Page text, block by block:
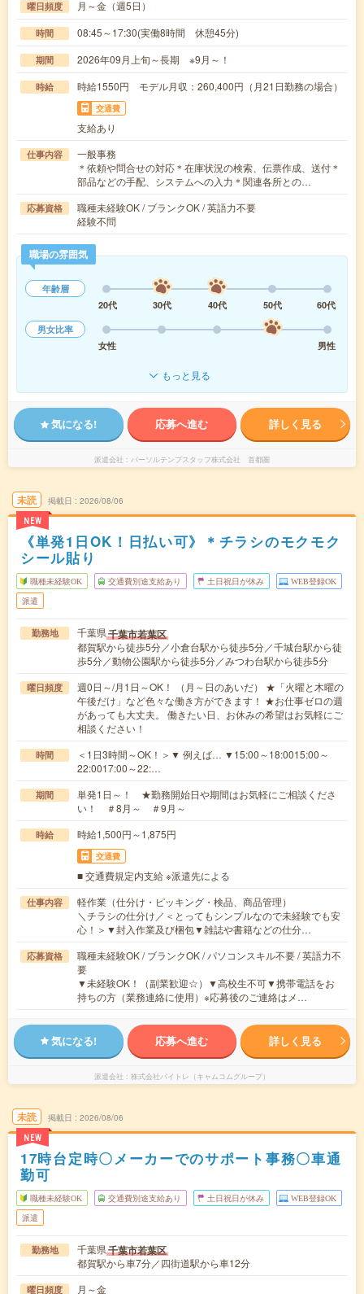
曜日頻度 月～金（週5日）
時間 08:45～17:30(実働8時間 休憩45分)
期間 2026年09月上旬～長期 ※9月～！
時給 時給1550円 モデル月収：260,400円（月21日勤務の場合）
交通費
支給あり
仕事内容
一般事務
＊依頼や問合せの対応＊在庫状況の検索、伝票作成、送付＊
部品などの手配、システムへの入力＊関連各所との…
応募資格
職種未経験OK / ブランクOK / 英語力不要
経験不問
職場の雰囲気
年齢層
20代
30代 40代 50代
60代
男女比率
女性
男性
もっと見る
気になる! 応募へ進む 詳しく見る
派遣会社 パーソルテンプスタッフ株式会社 首都圏
未読
NEW
掲載日 2026/08/06
《単発1日OK！日払い可》＊チラシのモクモク
シール貼り
職種未経験OK 交通費別途支給あり 土日祝日が休み WEB登録OK
派遣
勤務地 千葉県千葉市若葉区
都賀駅から徒歩5分／小倉台駅から徒歩5分／千城台駅から徒
歩5分／動物公園駅から徒歩5分／みつわ台駅から徒歩5分
曜日頻度
週0日～/月1日～OK！ （月～日のあいだ） ★「火曜と木曜の
午後だけ」など色々な働き方ができます！ ★お仕事ゼロの週
があっても大丈夫。 働きたい日、お休みの希望はお気軽にご
相談ください！
時間
＜1日3時間～OK！＞▼ 例えば… ▼15:00～18:0015:00～
22:0017:00～22:…
期間
単発1日～！ ★勤務開始日や期間はお気軽にご相談くださ
い！ ＃8月～ ＃9月～
時給 時給1,500円～1,875円
交通費
■ 交通費規定内支給 ※派遣先による
仕事内容
軽作業（仕分け・ピッキング・検品、商品管理）
＼チラシの仕分け／＜とってもシンプルなので未経験でも安
心！＞▼封入作業及び梱包▼雑誌や書籍などの仕分…
応募資格
職種未経験OK / ブランクOK / パソコンスキル不要 / 英語力不
要
▼未経験OK！（副業歓迎☆）▼高校生不可▼携帯電話をお
持ちの方（業務連絡に使用）※応募後のご連絡はメ…
気になる! 応募へ進む 詳しく見る
派遣会社 株式会社バイトレ（キャムコムグループ）
未読
NEW
掲載日 2026/08/06
17時台定時〇メーカーでのサポート事務〇車通
勤可
職種未経験OK 交通費別途支給あり 土日祝日が休み WEB登録OK
派遣
勤務地 千葉県千葉市若葉区
都賀駅から車7分／四街道駅から車12分
曜日頻度 月～金